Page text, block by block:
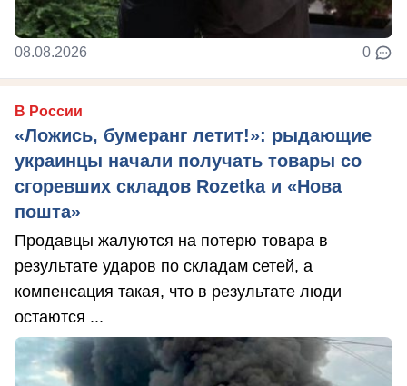
08.08.2026 0
В России
«Ложись, бумеранг летит!»: рыдающие
украинцы начали получать товары со
сгоревших складов Rozetka и «Нова
пошта»
Продавцы жалуются на потерю товара в
результате ударов по складам сетей, а
компенсация такая, что в результате люди
остаются ...